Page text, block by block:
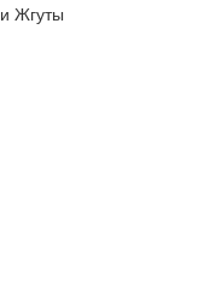
Жгуты